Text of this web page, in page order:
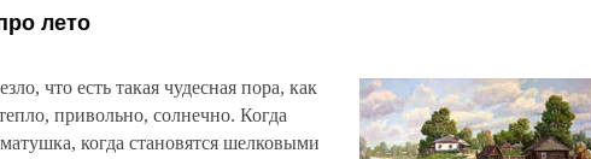
лето
что есть такая чудесная пора, как
привольно, солнечно. Когда
когда становятся шелковыми